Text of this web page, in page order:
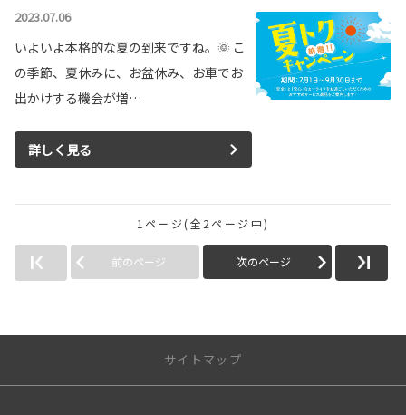
2023.07.06
いよいよ本格的な夏の到来ですね。🌞 こ
の季節、夏休みに、お盆休み、お車でお
出かけする機会が増…
詳しく見る
1ページ(全2ページ中)
前のページ 次のページ
サイトマップ